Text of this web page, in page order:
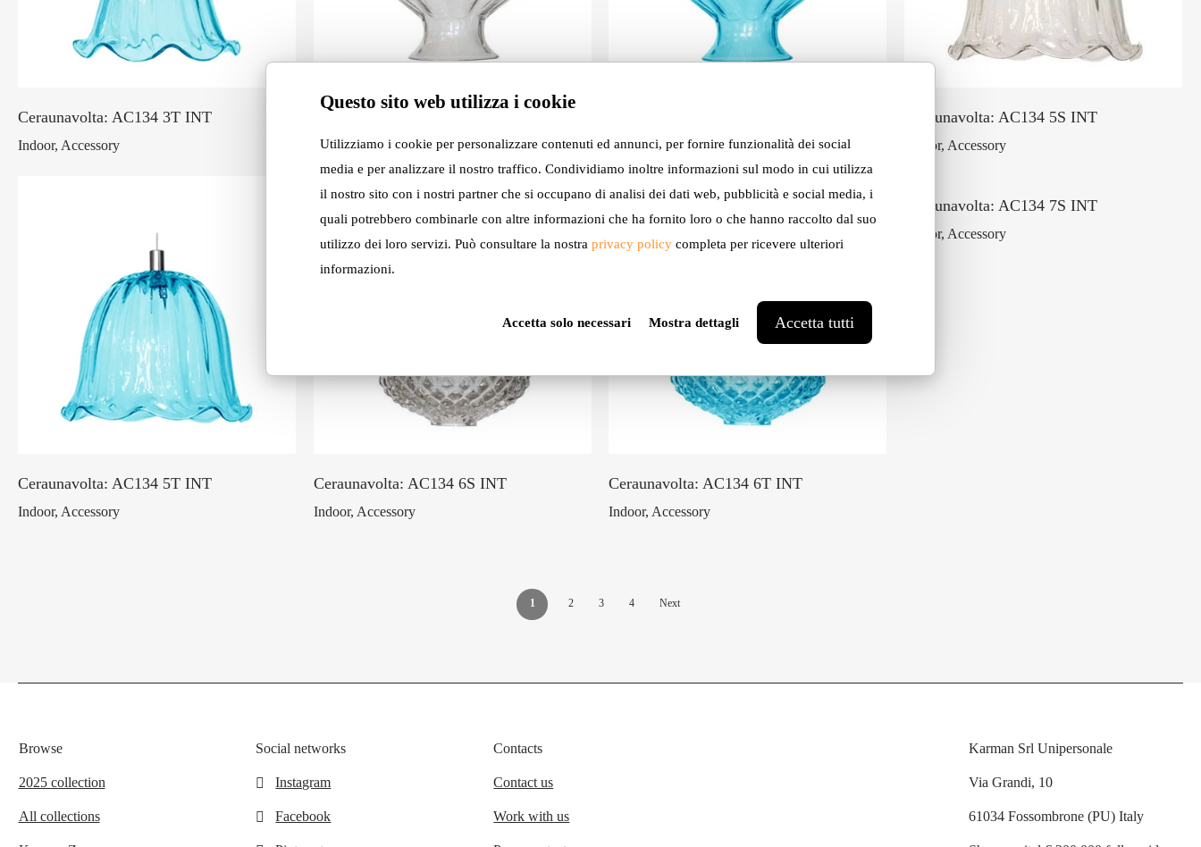
Questo sito web utilizza i cookie
Utilizziamo i cookie per personalizzare contenuti ed annunci, per fornire funzionalità dei social
media e per analizzare il nostro traffico. Condividiamo inoltre informazioni sul modo in cui utilizza
il nostro sito con i nostri partner che si occupano di analisi dei dati web, pubblicità e social media, i
quali potrebbero combinarle con altre informazioni che ha fornito loro o che hanno raccolto dal suo
utilizzo dei loro servizi. Può consultare la nostra privacy policy completa per ricevere ulteriori
informazioni.
Accetta solo necessari Mostra dettagli Accetta tutti
Ceraunavolta: AC134 3T INT
Indoor, Accessory Indoor, Accessory Indoor, Accessory
Ceraunavolta: AC134 5S INT
Indoor, Accessory
Ceraunavolta: AC134 5T INT
Indoor, Accessory
Ceraunavolta: AC134 6S INT
Indoor, Accessory
Ceraunavolta: AC134 6T INT
Indoor, Accessory
Ceraunavolta: AC134 7S INT
Indoor, Accessory
1 2 3 4 Next
Browse
2025 collection
All collections
Social networks
Instagram
Facebook
Contacts
Contact us
Work with us
Karman Srl Unipersonale
Via Grandi, 10
61034 Fossombrone (PU) Italy